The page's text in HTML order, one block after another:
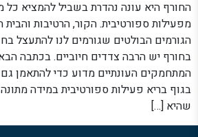
החורף היא עונה נהדרת בשביל להמציא כל
מפעילות ספורטיבית. הקור, הרטיבות
הגורמים הבולטים שגורמים לנו להתעצל
בחורף יש הרבה צדדים חיוביים. בכתבה
המתחמקים העונתיים מדוע כדי להתאמן
בגוף בריא פעילות ספורטיבית במידה
שהיא […]